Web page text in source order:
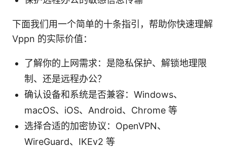
下面我们用一个简单的十条指引，帮助你快速理解
Vppn 的实际价值：
了解你的上网需求：是隐私保护、解锁地理限
制、还是远程办公？
确认设备和系统是否兼容：Windows、
macOS、iOS、Android、Chrome 等
选择合适的加密协议：OpenVPN、
WireGuard、IKEv2 等